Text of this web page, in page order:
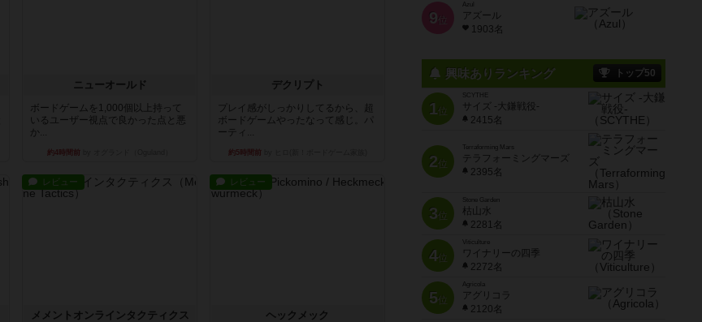
ニューオールド
ボードゲームを1,000個以上持って
いるユーザー視点で良かった点と悪
か...
約4時間前
デクリプト
プレイ感がしっかりしてるから、超
ボードゲームやったなって感じ。パ
ーティ...
約5時間前
レビュー
メメントオンラインタクティクス
レビュー
ヘックメック
9 位
Azul
アズール
1903名
興味ありランキング トップ50
1位
SCYTHE
サイズ -大鎌戦役-
2415名
2位
Terraforming Mars
テラフォーミングマーズ
2395名
3位
Stone Garden
枯山水
2281名
4位
Viticulture
ワイナリーの四季
2272名
5位
Agricola
アグリコラ
2120名